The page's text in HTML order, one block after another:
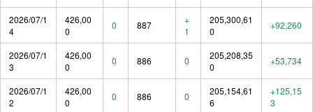
2026/07/1
4
426,00
0
0 887
+
1
205,300,61
0
+92,260
2026/07/1
3
426,00
0
0 886 0
205,208,35
0
+53,734
2026/07/1
2
426,00
0
0 886 0
205,154,61
6
+125,15
3